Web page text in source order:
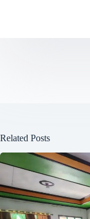
Related Posts